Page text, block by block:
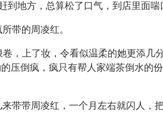
地方，总算松了口气，到店里面喘
带的周凌红。
，上了妆，令看似温柔的她更添几
压倒疯，疯只有帮人家端茶倒水
带带周凌红，一个月左右就闪人，